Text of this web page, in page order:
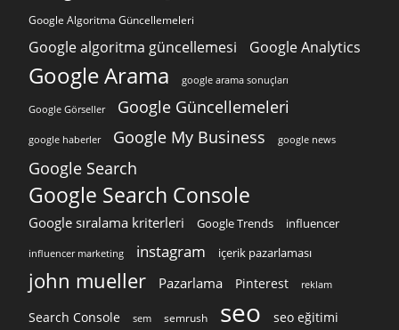
Google Algoritma Güncellemeleri
Google algoritma güncellemesi Google Analytics
Google Arama google arama sonuçları
Google Görseller Google Güncellemeleri
google haberler Google My Business google news
Google Search
Google Search Console
Google sıralama kriterleri Google Trends influencer
influencer marketing instagram içerik pazarlaması
john mueller Pazarlama Pinterest reklam
Search Console sem semrush seo seo eğitimi